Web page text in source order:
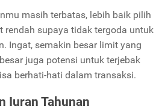
masih terbatas, lebih baik pilih
rendah supaya tidak tergoda untuk
Ingat, semakin besar limit yang
juga potensi untuk terjebak
berhati-hati dalam transaksi.
Iuran Tahunan